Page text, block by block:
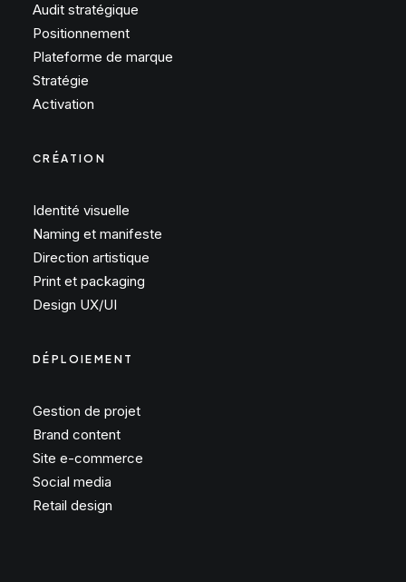
Audit stratégique
Positionnement
Plateforme de marque
Stratégie
Activation
CRÉATION
Identité visuelle
Naming et manifeste
Direction artistique
Print et packaging
Design UX/UI
DÉPLOIEMENT
Gestion de projet
Brand content
Site e-commerce
Social media
Retail design